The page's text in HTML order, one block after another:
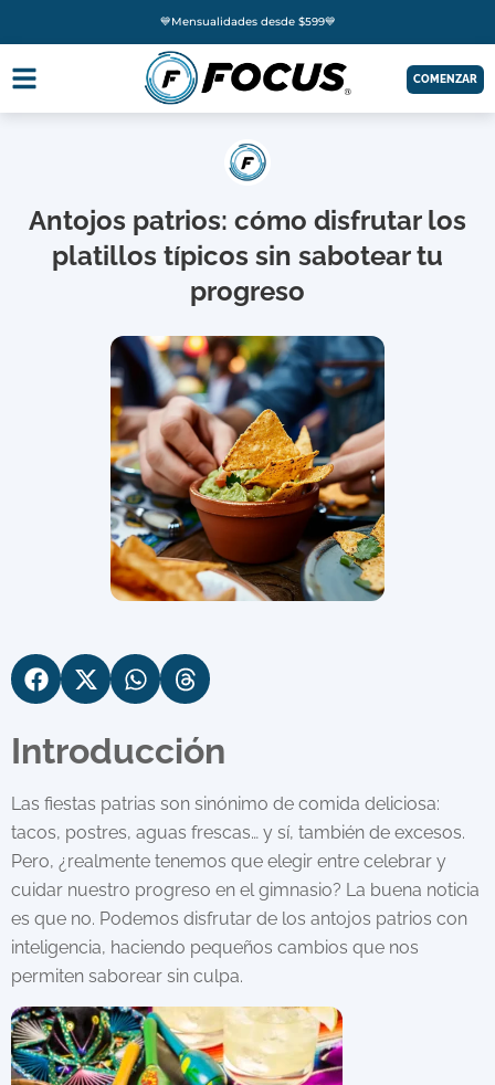
💙Mensualidades desde $599💙
COMENZAR
Antojos patrios: cómo disfrutar los
platillos típicos sin sabotear tu
progreso
Introducción
Las fiestas patrias son sinónimo de comida deliciosa:
tacos, postres, aguas frescas… y sí, también de excesos.
Pero, ¿realmente tenemos que elegir entre celebrar y
cuidar nuestro progreso en el gimnasio? La buena noticia
es que no. Podemos disfrutar de los antojos patrios con
inteligencia, haciendo pequeños cambios que nos
permiten saborear sin culpa.